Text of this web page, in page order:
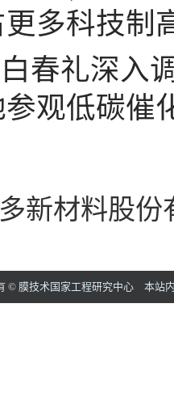
多科技制
春礼深入
观低碳催
新材料股
© 膜技术国家工程研究中心 本站